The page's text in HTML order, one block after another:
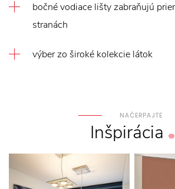
bočné vodiace lišty zabraňujú
stranách
výber zo široké kolekcie látok
NAČERPAJTE
Inšpirácia